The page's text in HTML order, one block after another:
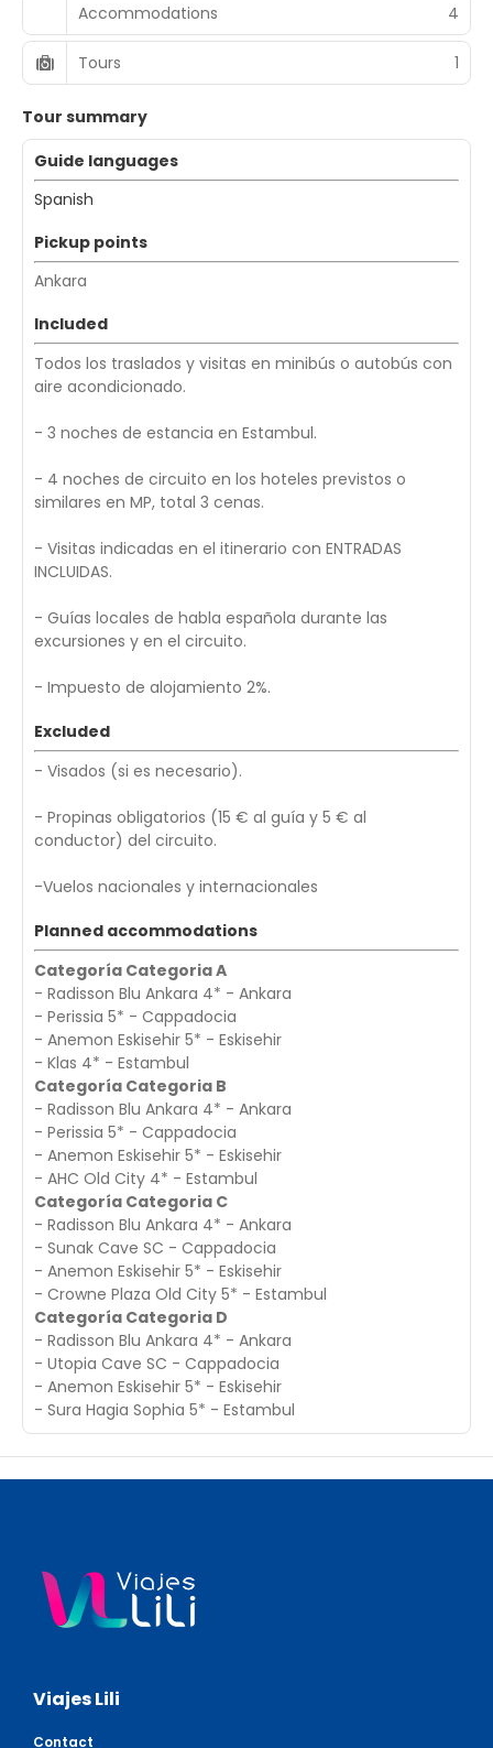
Accommodations 4
Tours 1
Tour summary
Guide languages
Spanish
Pickup points
Ankara
Included
Todos los traslados y visitas en minibús o autobús con
aire acondicionado.
- 3 noches de estancia en Estambul.
- 4 noches de circuito en los hoteles previstos o
similares en MP, total 3 cenas.
- Visitas indicadas en el itinerario con ENTRADAS
INCLUIDAS.
- Guías locales de habla española durante las
excursiones y en el circuito.
- Impuesto de alojamiento 2%.
Excluded
- Visados (si es necesario).
- Propinas obligatorios (15 € al guía y 5 € al
conductor) del circuito.
-Vuelos nacionales y internacionales
Planned accommodations
Categoría Categoria A
- Radisson Blu Ankara 4* - Ankara
- Perissia 5* - Cappadocia
- Anemon Eskisehir 5* - Eskisehir
- Klas 4* - Estambul
Categoría Categoria B
- Radisson Blu Ankara 4* - Ankara
- Perissia 5* - Cappadocia
- Anemon Eskisehir 5* - Eskisehir
- AHC Old City 4* - Estambul
Categoría Categoria C
- Radisson Blu Ankara 4* - Ankara
- Sunak Cave SC - Cappadocia
- Anemon Eskisehir 5* - Eskisehir
- Crowne Plaza Old City 5* - Estambul
Categoría Categoria D
- Radisson Blu Ankara 4* - Ankara
- Utopia Cave SC - Cappadocia
- Anemon Eskisehir 5* - Eskisehir
- Sura Hagia Sophia 5* - Estambul
Viajes Lili
Contact